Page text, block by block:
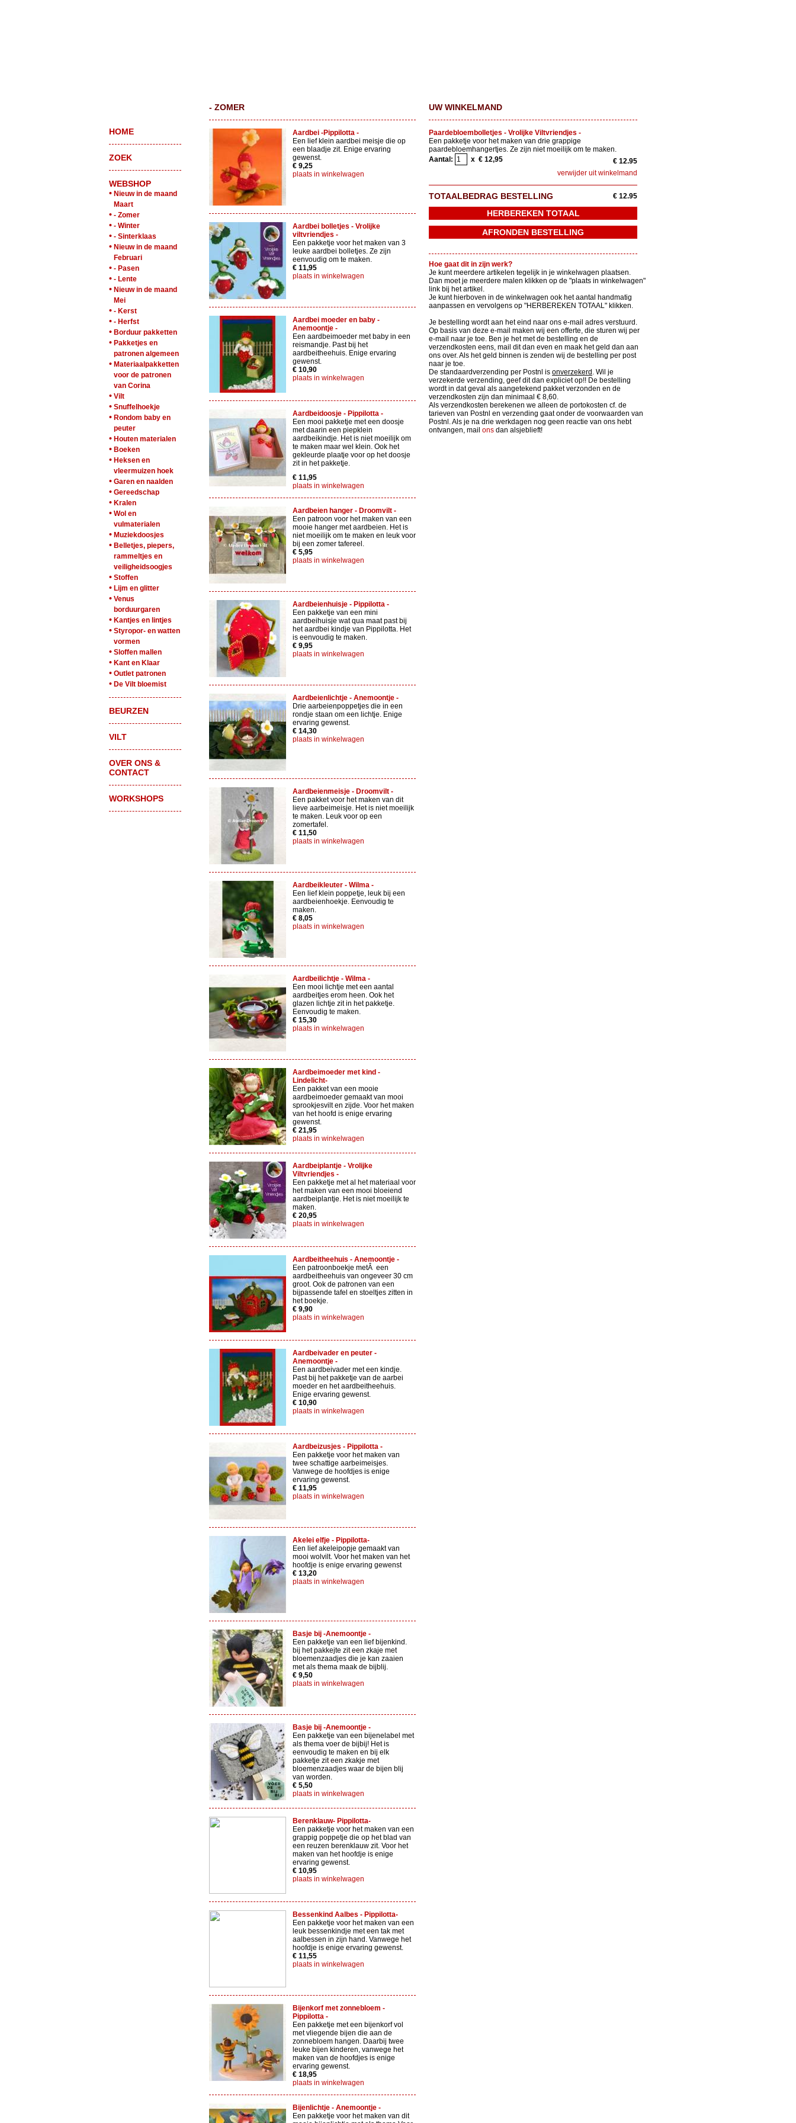
HOME
ZOEK
WEBSHOP
• Nieuw in de maand
Maart
• - Zomer
• - Winter
• - Sinterklaas
• Nieuw in de maand
Februari
• - Pasen
• - Lente
• Nieuw in de maand
Mei
• - Kerst
• - Herfst
• Borduur pakketten
• Pakketjes en
patronen algemeen
• Materiaalpakketten
voor de patronen
van Corina
• Vilt
• Snuffelhoekje
• Rondom baby en
peuter
• Houten materialen
• Boeken
• Heksen en
vleermuizen hoek
• Garen en naalden
• Gereedschap
• Kralen
• Wol en
vulmaterialen
• Muziekdoosjes
• Belletjes, piepers,
rammeltjes en
veiligheidsoogjes
• Stoffen
• Lijm en glitter
• Venus
borduurgaren
• Kantjes en lintjes
• Styropor- en watten
vormen
• Sloffen mallen
• Kant en Klaar
• Outlet patronen
• De Vilt bloemist
BEURZEN
VILT
OVER ONS &
CONTACT
WORKSHOPS
- ZOMER
Aardbei -Pippilotta -
Een lief klein aardbei meisje die op
een blaadje zit. Enige ervaring
gewenst.
€ 9,25
plaats in winkelwagen
Aardbei bolletjes - Vrolijke
viltvriendjes -
Een pakketje voor het maken van 3
leuke aardbei bolletjes. Ze zijn
eenvoudig om te maken.
€ 11,95
plaats in winkelwagen
Aardbei moeder en baby -
Anemoontje -
Een aardbeimoeder met baby in een
reismandje. Past bij het
aardbeitheehuis. Enige ervaring
gewenst.
€ 10,90
plaats in winkelwagen
Aardbeidoosje - Pippilotta -
Een mooi pakketje met een doosje
met daarin een piepklein
aardbeikindje. Het is niet moeilijk om
te maken maar wel klein. Ook het
gekleurde plaatje voor op het doosje
zit in het pakketje.
€ 11,95
plaats in winkelwagen
Aardbeien hanger - Droomvilt -
Een patroon voor het maken van een
mooie hanger met aardbeien. Het is
niet moeilijk om te maken en leuk voor
bij een zomer tafereel.
€ 5,95
plaats in winkelwagen
Aardbeienhuisje - Pippilotta -
Een pakketje van een mini
aardbeihuisje wat qua maat past bij
het aardbei kindje van Pippilotta. Het
is eenvoudig te maken.
€ 9,95
plaats in winkelwagen
Aardbeienlichtje - Anemoontje -
Drie aarbeienpoppetjes die in een
rondje staan om een lichtje. Enige
ervaring gewenst.
€ 14,30
plaats in winkelwagen
Aardbeienmeisje - Droomvilt -
Een pakket voor het maken van dit
lieve aarbeimeisje. Het is niet moeilijk
te maken. Leuk voor op een
zomertafel.
€ 11,50
plaats in winkelwagen
Aardbeikleuter - Wilma -
Een lief klein poppetje, leuk bij een
aardbeienhoekje. Eenvoudig te
maken.
€ 8,05
plaats in winkelwagen
Aardbeilichtje - Wilma -
Een mooi lichtje met een aantal
aardbeitjes erom heen. Ook het
glazen lichtje zit in het pakketje.
Eenvoudig te maken.
€ 15,30
plaats in winkelwagen
Aardbeimoeder met kind -
Lindelicht-
Een pakket van een mooie
aardbeimoeder gemaakt van mooi
sprookjesvilt en zijde. Voor het maken
van het hoofd is enige ervaring
gewenst.
€ 21,95
plaats in winkelwagen
Aardbeiplantje - Vrolijke
Viltvriendjes -
Een pakketje met al het materiaal voor
het maken van een mooi bloeiend
aardbeiplantje. Het is niet moeilijk te
maken.
€ 20,95
plaats in winkelwagen
Aardbeitheehuis - Anemoontje -
Een patroonboekje metÂ een
aardbeitheehuis van ongeveer 30 cm
groot. Ook de patronen van een
bijpassende tafel en stoeltjes zitten in
het boekje.
€ 9,90
plaats in winkelwagen
Aardbeivader en peuter -
Anemoontje -
Een aardbeivader met een kindje.
Past bij het pakketje van de aarbei
moeder en het aardbeitheehuis.
Enige ervaring gewenst.
€ 10,90
plaats in winkelwagen
Aardbeizusjes - Pippilotta -
Een pakketje voor het maken van
twee schattige aarbeimeisjes.
Vanwege de hoofdjes is enige
ervaring gewenst.
€ 11,95
plaats in winkelwagen
Akelei elfje - Pippilotta-
Een lief akeleipopje gemaakt van
mooi wolvilt. Voor het maken van het
hoofdje is enige ervaring gewenst
€ 13,20
plaats in winkelwagen
Basje bij -Anemoontje -
Een pakketje van een lief bijenkind.
bij het pakkejte zit een zkaje met
bloemenzaadjes die je kan zaaien
met als thema maak de bijblij.
€ 9,50
plaats in winkelwagen
Basje bij -Anemoontje -
Een pakketje van een bijenelabel met
als thema voer de bijbij! Het is
eenvoudig te maken en bij elk
pakketje zit een zkakje met
bloemenzaadjes waar de bijen blij
van worden.
€ 5,50
plaats in winkelwagen
Berenklauw- Pippilotta-
Een pakketje voor het maken van een
grappig poppetje die op het blad van
een reuzen berenklauw zit. Voor het
maken van het hoofdje is enige
ervaring gewenst.
€ 10,95
plaats in winkelwagen
Bessenkind Aalbes - Pippilotta-
Een pakketje voor het maken van een
leuk bessenkindje met een tak met
aalbessen in zijn hand. Vanwege het
hoofdje is enige ervaring gewenst.
€ 11,55
plaats in winkelwagen
Bijenkorf met zonnebloem -
Pippilotta -
Een pakketje met een bijenkorf vol
met vliegende bijen die aan de
zonnebloem hangen. Daarbij twee
leuke bijen kinderen, vanwege het
maken van de hoofdjes is enige
ervaring gewenst.
€ 18,95
plaats in winkelwagen
Bijenlichtje - Anemoontje -
Een pakketje voor het maken van dit
UW WINKELMAND
Paardebloembolletjes - Vrolijke Viltvriendjes -
Een pakketje voor het maken van drie grappige
paardebloemhangertjes. Ze zijn niet moeilijk om te maken.
Aantal:
x € 12,95
€ 12.95
verwijder uit winkelmand
TOTAALBEDRAG BESTELLING € 12.95
Hoe gaat dit in zijn werk?
Je kunt meerdere artikelen tegelijk in je winkelwagen plaatsen.
Dan moet je meerdere malen klikken op de "plaats in winkelwagen"
link bij het artikel.
Je kunt hierboven in de winkelwagen ook het aantal handmatig
aanpassen en vervolgens op "HERBEREKEN TOTAAL" klikken.
Je bestelling wordt aan het eind naar ons e-mail adres verstuurd.
Op basis van deze e-mail maken wij een offerte, die sturen wij per
e-mail naar je toe. Ben je het met de bestelling en de
verzendkosten eens, mail dit dan even en maak het geld dan aan
ons over. Als het geld binnen is zenden wij de bestelling per post
naar je toe.
De standaardverzending per Postnl is onverzekerd . Wil je
verzekerde verzending, geef dit dan expliciet op!! De bestelling
wordt in dat geval als aangetekend pakket verzonden en de
verzendkosten zijn dan minimaal € 8,60.
Als verzendkosten berekenen we alleen de portokosten cf. de
tarieven van Postnl en verzending gaat onder de voorwaarden van
Postnl. Als je na drie werkdagen nog geen reactie van ons hebt
ontvangen, mail ons dan alsjeblieft!